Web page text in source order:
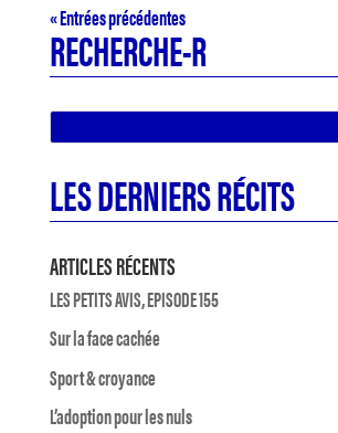
« Entrées précédentes
RECHERCHE-R
LES DERNIERS RÉCITS
ARTICLES RÉCENTS
LES PETITS AVIS, EPISODE 155
Sur la face cachée
Sport & croyance
L’adoption pour les nuls